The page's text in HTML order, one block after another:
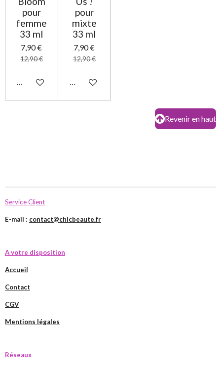
pour
femme
33 ml
7,90 €
12,90 €
Ajouter au panier
pour
mixte
33 ml
7,90 €
12,90 €
Ajouter au panier
Revenir en haut
Service Client
E-mail : contact@chicbeaute.fr
A votre disposition
Accueil
Contact
CGV
Mentions légales
Réseaux